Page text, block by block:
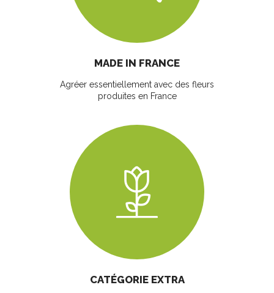
MADE IN FRANCE
Agréer essentiellement avec des fleurs
produites en France
CATÉGORIE EXTRA